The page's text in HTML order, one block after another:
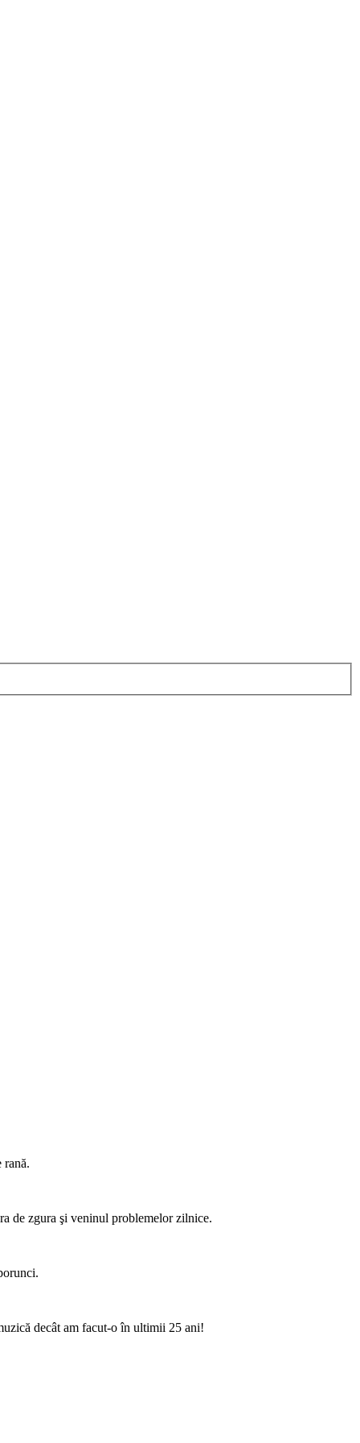
rană.
de zgura şi veninul problemelor zilnice.
decât am facut-o în ultimii 25 ani!